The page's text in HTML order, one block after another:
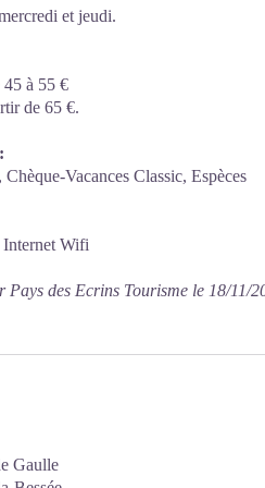
et jeudi.
45 à 55 €
de 65 €.
Vacances Classic, Espèces
Internet Wifi
Pays des Ecrins Tourisme le 18/11/
Gaulle